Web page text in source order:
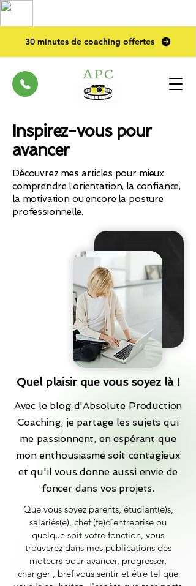
30 minutes de coaching offertes
Inspirez-vous pour
avancer
Découvrez mes articles pour mieux
comprendre l’orientation, la confiance,
la motivation ou encore la posture
professionnelle.
Quel plaisir que vous soyez là !
Avec le blog d'Absolute Production
Coaching, je partage les sujets qui
me passionnent, en espérant que
mon enthousiasme soit contagieux
et qu'il vous donne aussi envie de
foncer dans vos projets.
Que vous soyez parents, étudiant(e)s,
salariés(e), chef (fe)d'entreprise ou
quelque soit votre fonction, vous
trouverez dans mes publications des
moteurs pour avancer, progresser,
changer , bref vous sentir et être tel que